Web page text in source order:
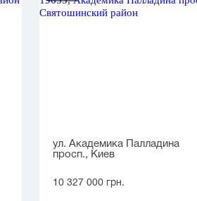
ул. Академика Палладина
просп., Киев
10 327 000 грн.